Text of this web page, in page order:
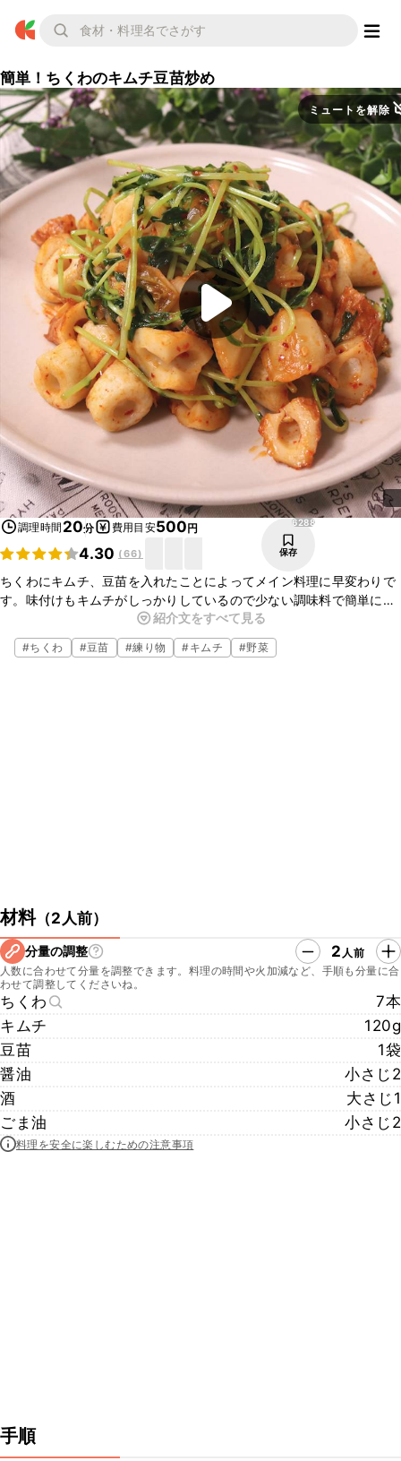
簡単！ちくわのキムチ豆苗炒め
ミュートを解除
調理時間 20分 費用目安500円
4.30 (66)
6288
保存
ちくわにキムチ、豆苗を入れたことによってメイン料理に早変わりで
す。味付けもキムチがしっかりしているので少ない調味料で簡単に出
来ます。ごはんのおかずにぴったりな一品なので、是非お試しくださ
いね。
紹介文をすべて見る
#ちくわ #豆苗 #練り物 #キムチ #野菜
材料（2人前）
分量の調整 2 人前
人数に合わせて分量を調整できます。料理の時間や火加減など、手順も分量に合
わせて調整してくださいね。
ちくわ
7本
キムチ
120g
豆苗
1袋
醤油
小さじ2
酒
大さじ1
ごま油
小さじ2
料理を安全に楽しむための注意事項
手順